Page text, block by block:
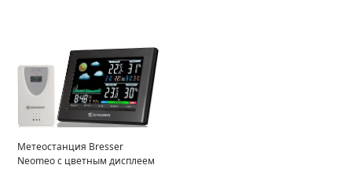
Метеостанция Bresser
Neomeo с цветным дисплеем